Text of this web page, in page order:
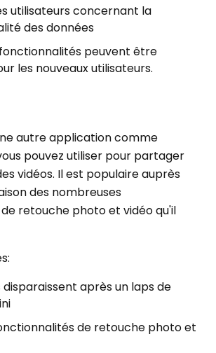
utilisateurs concernant la
des données
peuvent être
les nouveaux utilisateurs.
autre application comme
pouvez utiliser pour partager
vidéos. Il est populaire auprès
des nombreuses
retouche photo et vidéo qu'il
disparaissent après un laps de
de retouche photo et